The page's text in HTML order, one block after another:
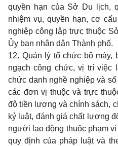
quyền hạn của Sở Du lịch,
nhiệm vụ, quyền hạn, cơ
nghiệp công lập trực thuộc
Ủy ban nhân dân Thành phố.
12. Quản lý tổ chức bộ máy,
ngạch công chức, vị trí việc
chức danh nghề nghiệp và
các đơn vị thuộc và trực
độ tiền lương và chính sách,
kỷ luật, đánh giá chất lượng
người lao động thuộc phạm
quy định của pháp luật và